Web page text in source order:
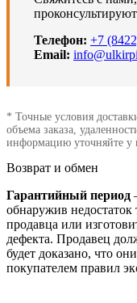
Телефон: +7
Email:
* Точные условия
объема заказа,
информацию уточняйте у
Возврат и обмен
Гарантийный период
обнаружив недостаток
продавца или
дефекта. Продавец
будет доказано, что
покупателем правил